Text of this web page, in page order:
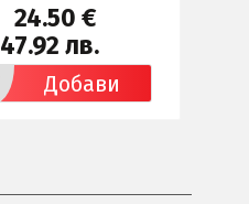
24.50 €
47.92 лв.
Добави